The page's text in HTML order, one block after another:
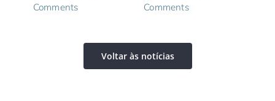
Comments
Comments
Voltar às notícias